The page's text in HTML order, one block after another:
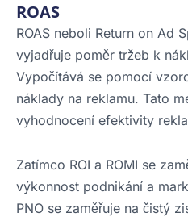
ROAS
ROAS neboli Return on Ad
vyjadřuje poměr tržeb k
Vypočítává se pomocí
náklady na reklamu. Tato
vyhodnocení efektivity
Zatímco ROI a ROMI se
výkonnost podnikání a
PNO se zaměřuje na čistý